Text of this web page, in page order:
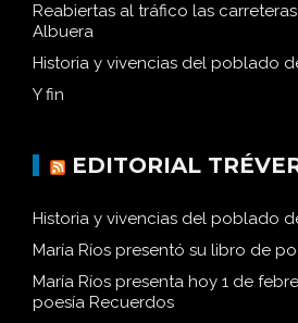
Reabiertas al tráfico las
Albuera
Historia y vivencias del poblado
Y fin
EDITORIAL
Historia y vivencias del poblado
María Ríos presentó su libro de
María Ríos presenta hoy 1 de
poesía Recuerdos